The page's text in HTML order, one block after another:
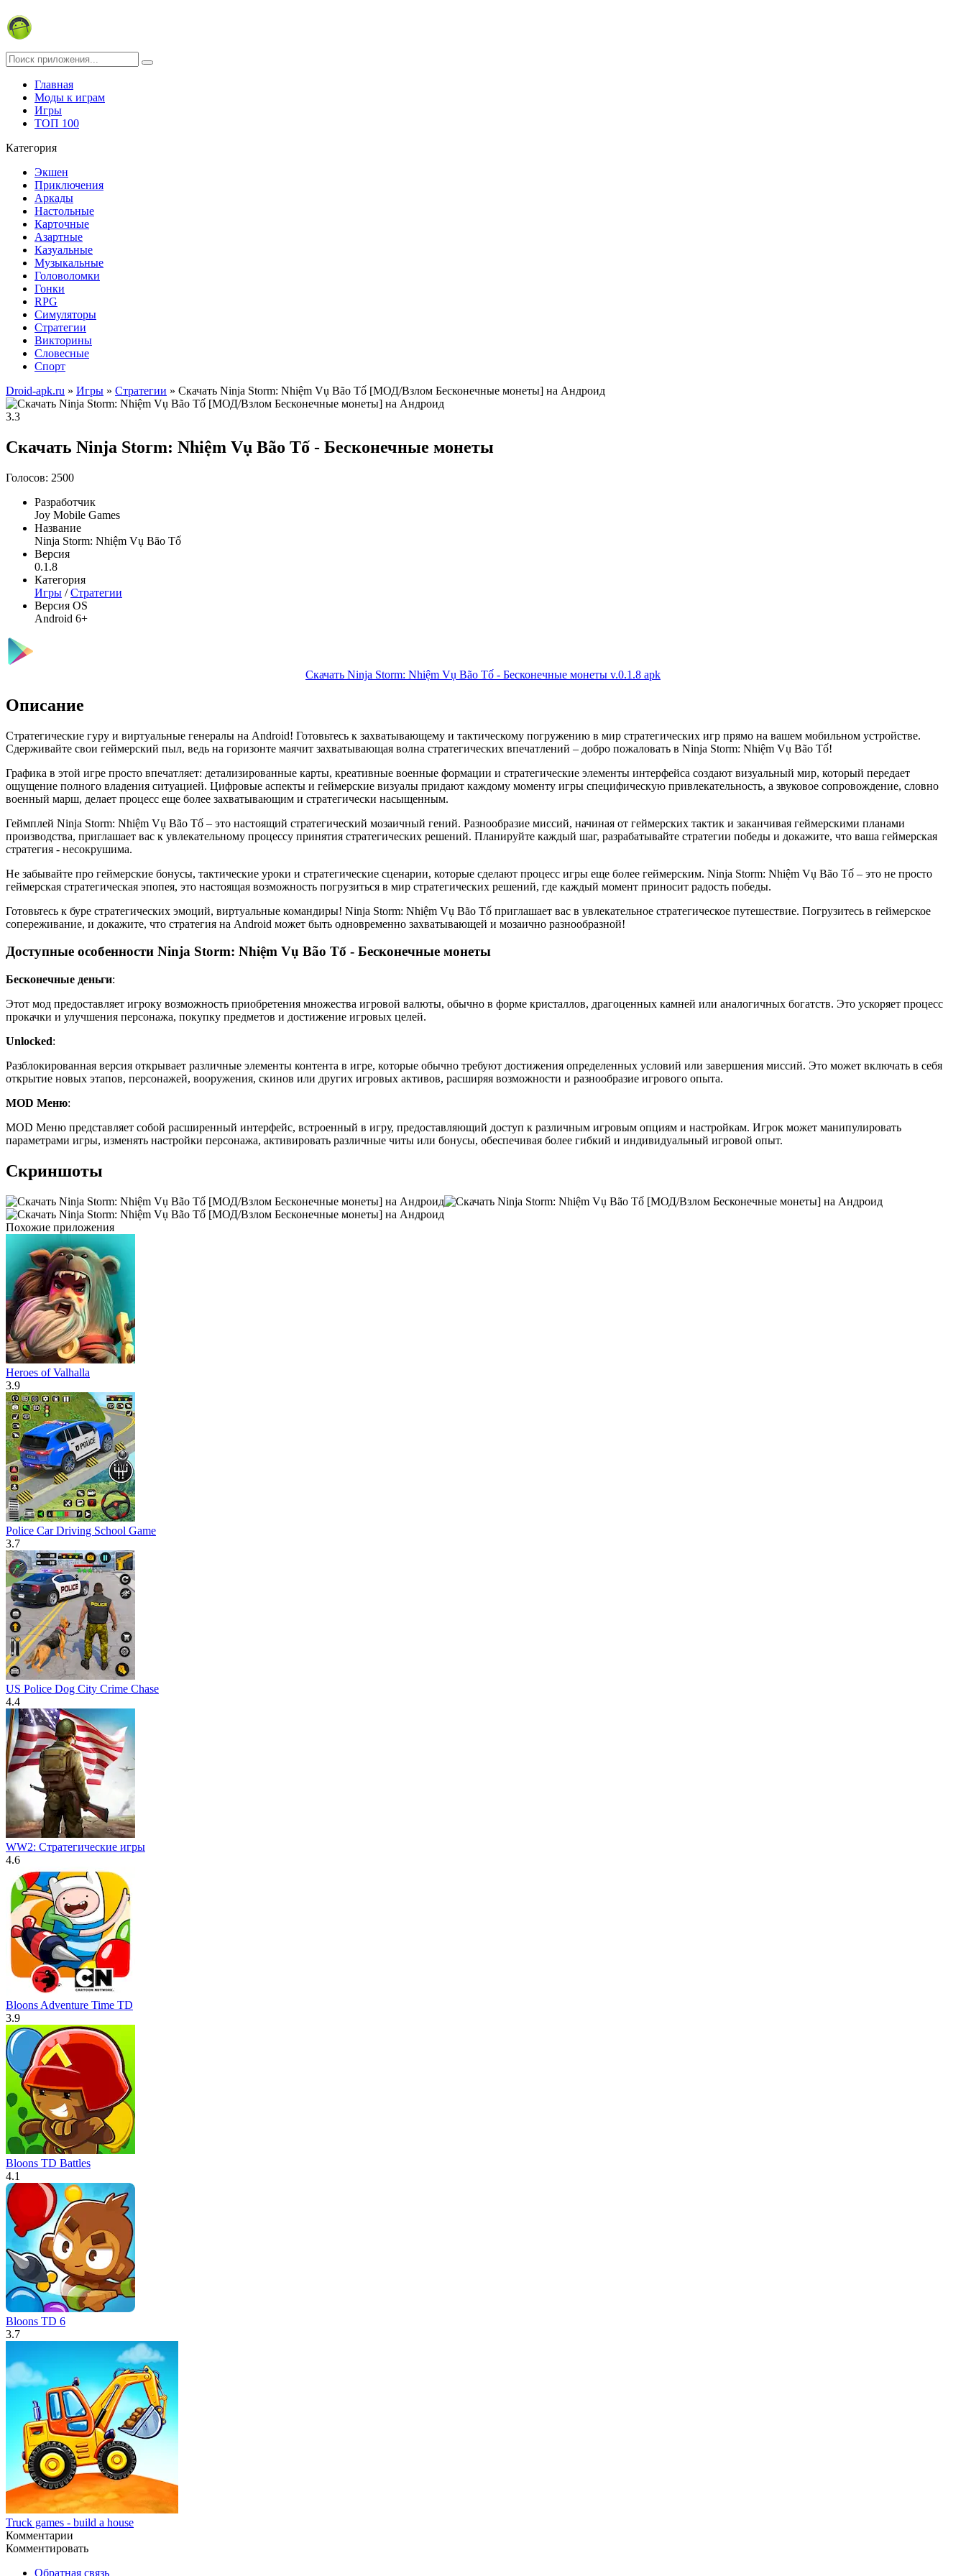
Главная
Моды к играм
Игры
ТОП 100
Категория
Экшен
Приключения
Аркады
Настольные
Карточные
Азартные
Казуальные
Музыкальные
Головоломки
Гонки
RPG
Симуляторы
Стратегии
Викторины
Словесные
Спорт
Droid-apk.ru » Игры » Стратегии » Скачать Ninja Storm: Nhiệm Vụ Bão Tố [МОД/Взлом Бесконечные монеты] на Андроид
3.3
Скачать Ninja Storm: Nhiệm Vụ Bão Tố - Бесконечные монеты
Голосов: 2500
Разработчик
Joy Mobile Games
Название
Ninja Storm: Nhiệm Vụ Bão Tố
Версия
0.1.8
Категория
Игры /Стратегии
Версия OS
Android 6+
Скачать Ninja Storm: Nhiệm Vụ Bão Tố - Бесконечные монеты v.0.1.8 apk
Описание
Стратегические гуру и виртуальные генералы на Android! Готовьтесь к захватывающему и тактическому погружению в мир стратегических игр прямо на вашем мобильном устройстве.
Сдерживайте свои геймерский пыл, ведь на горизонте маячит захватывающая волна стратегических впечатлений – добро пожаловать в Ninja Storm: Nhiệm Vụ Bão Tố!
Графика в этой игре просто впечатляет: детализированные карты, креативные военные формации и стратегические элементы интерфейса создают визуальный мир, который передает
ощущение полного владения ситуацией. Цифровые аспекты и геймерские визуалы придают каждому моменту игры специфическую привлекательность, а звуковое сопровождение, словно
военный марш, делает процесс еще более захватывающим и стратегически насыщенным.
Геймплей Ninja Storm: Nhiệm Vụ Bão Tố – это настоящий стратегический мозаичный гений. Разнообразие миссий, начиная от геймерских тактик и заканчивая геймерскими планами
производства, приглашает вас к увлекательному процессу принятия стратегических решений. Планируйте каждый шаг, разрабатывайте стратегии победы и докажите, что ваша геймерская
стратегия - несокрушима.
Не забывайте про геймерские бонусы, тактические уроки и стратегические сценарии, которые сделают процесс игры еще более геймерским. Ninja Storm: Nhiệm Vụ Bão Tố – это не просто
геймерская стратегическая эпопея, это настоящая возможность погрузиться в мир стратегических решений, где каждый момент приносит радость победы.
Готовьтесь к буре стратегических эмоций, виртуальные командиры! Ninja Storm: Nhiệm Vụ Bão Tố приглашает вас в увлекательное стратегическое путешествие. Погрузитесь в геймерское
сопереживание, и докажите, что стратегия на Android может быть одновременно захватывающей и мозаично разнообразной!
Доступные особенности Ninja Storm: Nhiệm Vụ Bão Tố - Бесконечные монеты
Бесконечные деньги:
Этот мод предоставляет игроку возможность приобретения множества игровой валюты, обычно в форме кристаллов, драгоценных камней или аналогичных богатств. Это ускоряет процесс
прокачки и улучшения персонажа, покупку предметов и достижение игровых целей.
Unlocked:
Разблокированная версия открывает различные элементы контента в игре, которые обычно требуют достижения определенных условий или завершения миссий. Это может включать в себя
открытие новых этапов, персонажей, вооружения, скинов или других игровых активов, расширяя возможности и разнообразие игрового опыта.
MOD Меню:
MOD Меню представляет собой расширенный интерфейс, встроенный в игру, предоставляющий доступ к различным игровым опциям и настройкам. Игрок может манипулировать
параметрами игры, изменять настройки персонажа, активировать различные читы или бонусы, обеспечивая более гибкий и индивидуальный игровой опыт.
Скриншоты
Похожие приложения
Heroes of Valhalla
3.9
Police Car Driving School Game
3.7
US Police Dog City Crime Chase
4.4
WW2: Стратегические игры
4.6
Bloons Adventure Time TD
3.9
Bloons TD Battles
4.1
Bloons TD 6
3.7
Truck games - build a house
Комментарии
Комментировать
Обратная связь